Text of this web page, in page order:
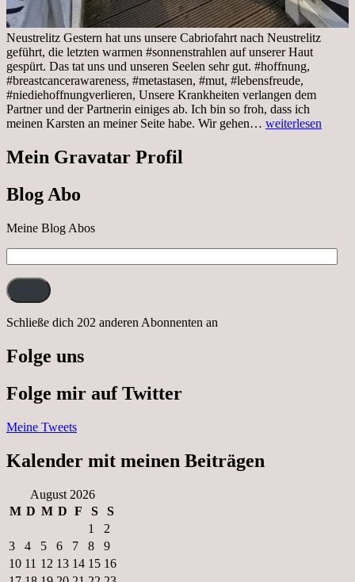
Neustrelitz Gestern hat uns unsere Cabriofahrt nach Neustrelitz
geführt, die letzten warmen #sonnenstrahlen auf unserer Haut
gespürt. Das tat uns und unseren Seelen sehr gut. #hoffnung,
#breastcancerawareness, #metastasen, #mut, #lebensfreude,
#niediehoffnungverlieren, Unsere Krankheiten verlangen dem
Partner und der Partnerin einiges ab. Ich bin so froh, dass ich
meinen Karsten an meiner Seite habe. Wir gehen… Sonnabend,
weiterlesen
Mein Gravatar Profil
Blog Abo
Meine Blog Abos
Mail-
Adresse:
Schließe dich 202 anderen Abonnenten an
Folge uns
Folge mir auf Twitter
Meine Tweets
Kalender mit meinen Beiträgen
August 2026
M D M D F S
S
1
2
3
4 5 6 7 8
9
10 11 12 13 14 15 16